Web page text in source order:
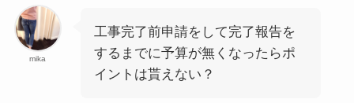
mika
工事完了前申請をして完了報告を
するまでに予算が無くなったらポ
イントは貰えない？